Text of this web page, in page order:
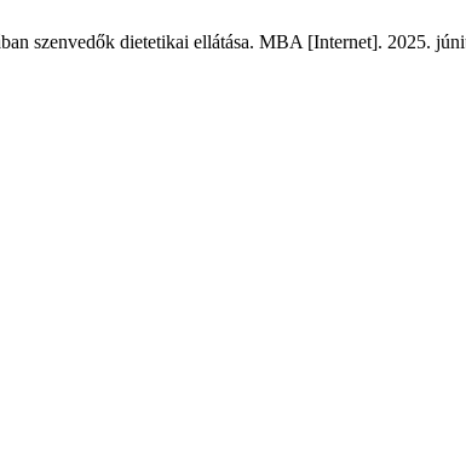
szenvedők dietetikai ellátása. MBA [Internet]. 2025.